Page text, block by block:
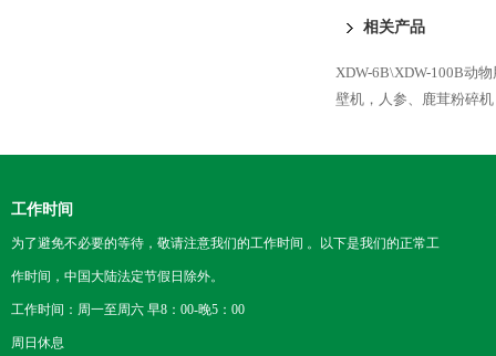
相关产品
XDW-6B\XDW-100B动
壁机，人参、鹿茸粉碎机
工作时间
为了避免不必要的等待，敬请注意我们的工作时间 。以下是我们的正常工
作时间，中国大陆法定节假日除外。
工作时间：周一至周六 早8：00-晚5：00
周日休息